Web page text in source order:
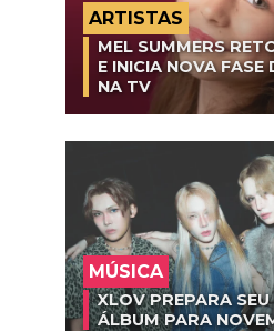
ARTISTAS
MEL SUMMERS
E INICIA NOVA FASE
NA TV
MÚSICA
XLOV PREPARA
ÁLBUM PARA